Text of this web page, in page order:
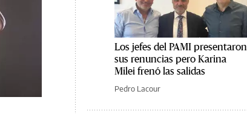
Los jefes del PAMI presentaron
sus renuncias pero Karina
Milei frenó las salidas
Pedro Lacour